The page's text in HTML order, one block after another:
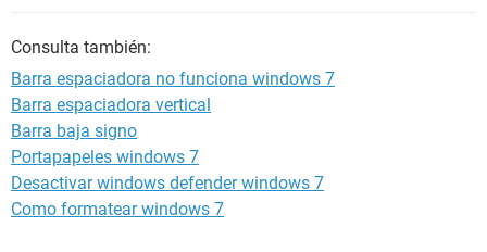
Consulta también:
Barra espaciadora no funciona windows 7
Barra espaciadora vertical
Barra baja signo
Portapapeles windows 7
Desactivar windows defender windows 7
Como formatear windows 7